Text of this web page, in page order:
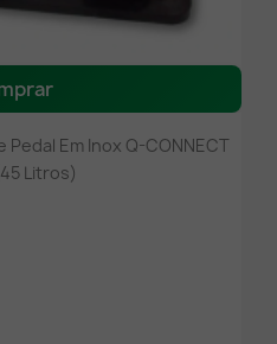
Em Inox Q-CONNECT
Litros)